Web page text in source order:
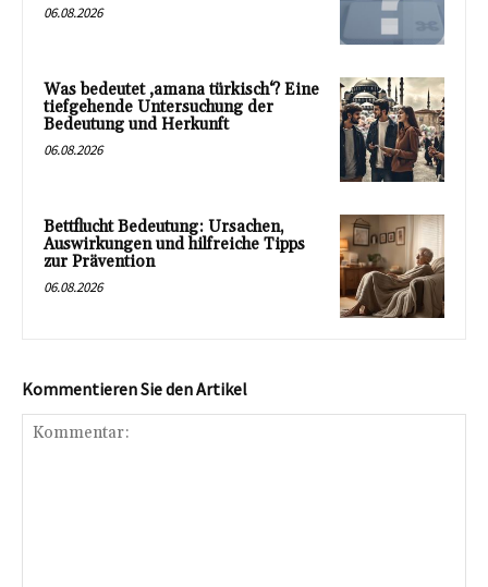
06.08.2026
Was bedeutet ‚amana türkisch‘? Eine
tiefgehende Untersuchung der
Bedeutung und Herkunft
06.08.2026
Bettflucht Bedeutung: Ursachen,
Auswirkungen und hilfreiche Tipps
zur Prävention
06.08.2026
Kommentieren Sie den Artikel